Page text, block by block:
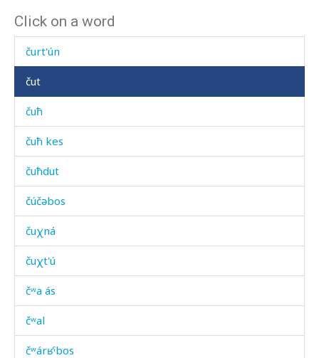
Click on a word
čuqúlinnu
čurt'ún
čut
čuħ
čuħ kes
čuħdut
čúčəbos
čuχná
čuχt'ú
čʷa ás
čʷal
čʷárʁˤbos